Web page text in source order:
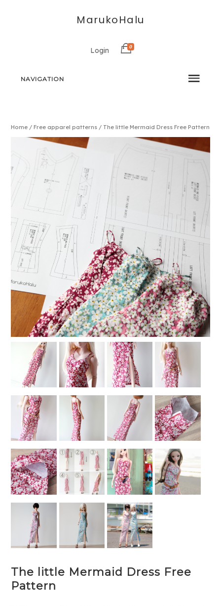
MarukoHalu
Login 0
NAVIGATION
Home /Free apparel patterns / The little Mermaid Dress Free Pattern
The little Mermaid Dress Free
Pattern